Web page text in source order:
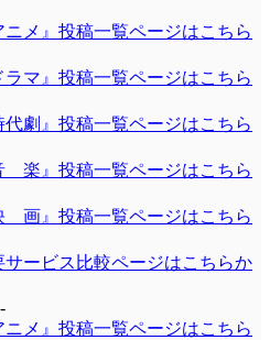
メ』投稿一覧ページはこちら
マ』投稿一覧ページはこちら
劇』投稿一覧ページはこちら
楽』投稿一覧ページはこちら
画』投稿一覧ページはこちら
ービス比較ページはこちらか
メ』投稿一覧ページはこちら